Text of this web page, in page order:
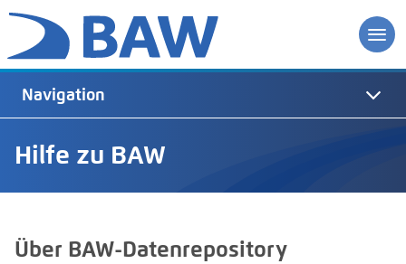
Hilfe zu BAW
Navigation
Über BAW-Datenrepository